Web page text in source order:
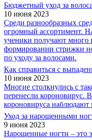
Бюджетный уход за
10 июня 2023
Среди разнообразных
огромный ассортимент.
ученики получают много
формировании стрижки
по уходу за волосами.
Как справиться с
10 июня 2023
Многие столкнулись с
перенесли короновирус.
короновируса
Уход за нарощенными
9 июня 2023
Нарощенные ногти – это